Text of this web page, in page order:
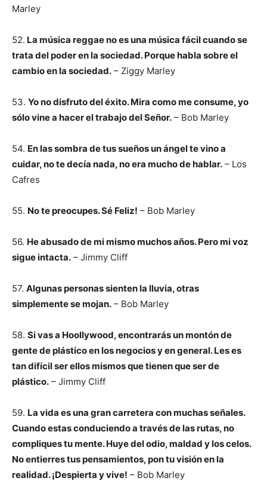
Marley
52. La música reggae no es una música fácil cuando se
trata del poder en la sociedad. Porque habla sobre el
cambio en la sociedad. – Ziggy Marley
53. Yo no disfruto del éxito. Mira como me consume, yo
sólo vine a hacer el trabajo del Señor. – Bob Marley
54. En las sombra de tus sueños un ángel te vino a
cuidar, no te decía nada, no era mucho de hablar. – Los
Cafres
55. No te preocupes. Sé Feliz! – Bob Marley
56. He abusado de mi mismo muchos años. Pero mi voz
sigue intacta. – Jimmy Cliff
57. Algunas personas sienten la lluvia, otras
simplemente se mojan. – Bob Marley
58. Si vas a Hoollywood, encontrarás un montón de
gente de plástico en los negocios y en general. Les es
tan difícil ser ellos mismos que tienen que ser de
plástico. – Jimmy Cliff
59. La vida es una gran carretera con muchas señales.
Cuando estas conduciendo a través de las rutas, no
compliques tu mente. Huye del odio, maldad y los celos.
No entierres tus pensamientos, pon tu visión en la
realidad. ¡Despierta y vive! – Bob Marley